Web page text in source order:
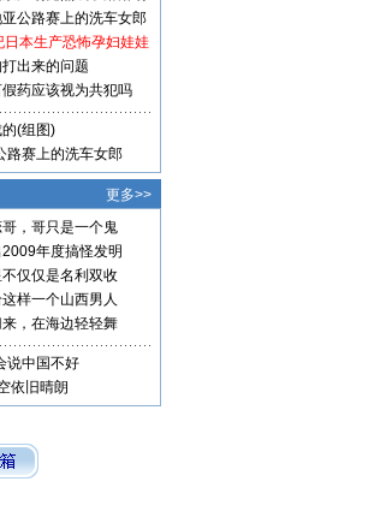
公路赛上的洗车女郎
日本生产恐怖孕妇娃娃
出来的问题
药应该视为共犯吗
的(组图)
路赛上的洗车女郎
更多>>
，哥只是一个鬼
年度搞怪发明
仅仅是名利双收
样一个山西男人
，在海边轻轻舞
说中国不好
依旧晴朗